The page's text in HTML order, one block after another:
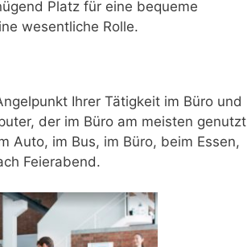
Platz für eine bequeme
wesentliche Rolle.
Ihrer Tätigkeit im Büro und
der im Büro am meisten genutzt
Auto, im Bus, im Büro, beim Essen,
Feierabend.